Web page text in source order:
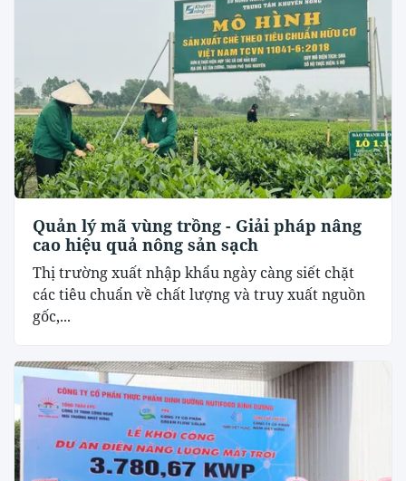
Quản lý mã vùng trồng - Giải pháp nâng
cao hiệu quả nông sản sạch
Thị trường xuất nhập khẩu ngày càng siết chặt
các tiêu chuẩn về chất lượng và truy xuất nguồn
gốc,...